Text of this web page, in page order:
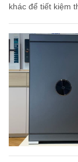
khác để tiết kiệm